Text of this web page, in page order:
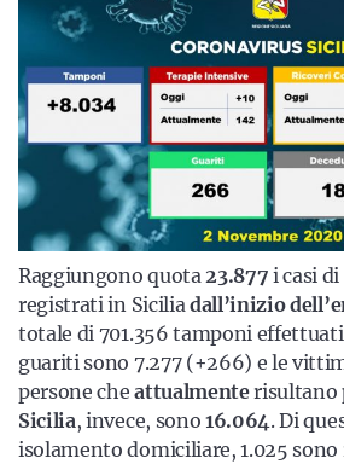
Raggiungono quota23.877 i casi
registrati in Siciliadall’inizio
totale di 701.356 tamponi
guariti sono 7.277 (+266) e le
persone cheattualmenterisultano
Sicilia, invece, sono 16.064. Di
isolamento domiciliare, 1.025